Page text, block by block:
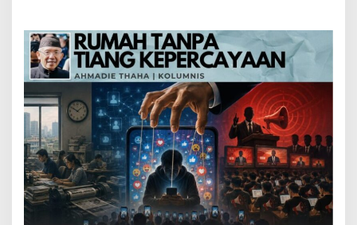
p
a
T
i
a
n
g
K
e
p
e
r
c
a